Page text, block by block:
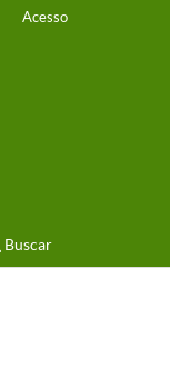
Buscar
Acesso